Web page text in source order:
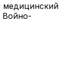
медицинский
Войно-